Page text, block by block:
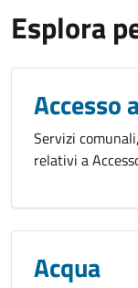
Esplora
Accesso
Servizi
relativi a
Acqua